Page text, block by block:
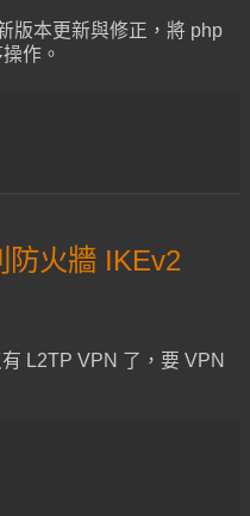
版本更新與修正，將 php
作。
防火牆 IKEv2
L2TP VPN 了，要 VPN